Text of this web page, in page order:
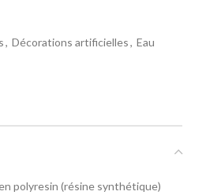
, Décorations artificielles, Eau
polyresin (résine synthétique)